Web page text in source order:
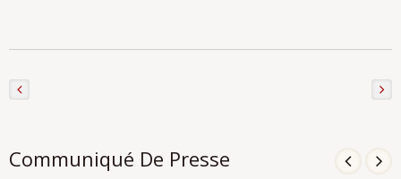
Communiqué De Presse